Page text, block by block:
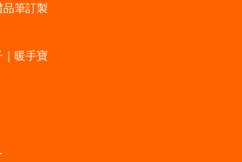
品筆訂製
｜暖手寶